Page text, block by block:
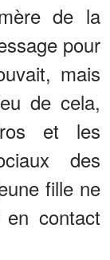
de la
pour
mais
de cela,
et les
des
fille ne
contact